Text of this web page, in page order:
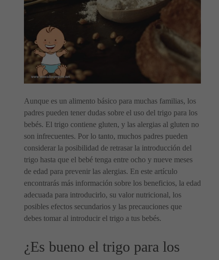
Aunque es un alimento básico para muchas familias, los
padres pueden tener dudas sobre el uso del trigo para los
bebés. El trigo contiene gluten, y las alergias al gluten no
son infrecuentes. Por lo tanto, muchos padres pueden
considerar la posibilidad de retrasar la introducción del
trigo hasta que el bebé tenga entre ocho y nueve meses
de edad para prevenir las alergias. En este artículo
encontrarás más información sobre los beneficios, la edad
adecuada para introducirlo, su valor nutricional, los
posibles efectos secundarios y las precauciones que
debes tomar al introducir el trigo a tus bebés.
¿Es bueno el trigo para los